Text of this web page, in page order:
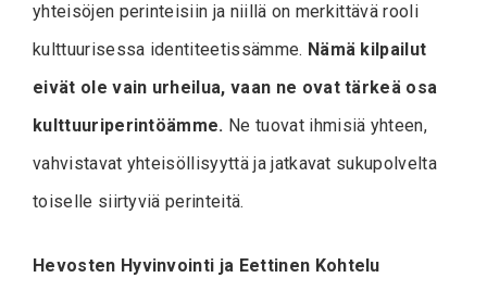
yhteisöjen perinteisiin ja niillä on merkittävä rooli
kulttuurisessa identiteetissämme. Nämä kilpailut
eivät ole vain urheilua, vaan ne ovat tärkeä osa
kulttuuriperintöämme. Ne tuovat ihmisiä yhteen,
vahvistavat yhteisöllisyyttä ja jatkavat sukupolvelta
toiselle siirtyviä perinteitä.
Hevosten Hyvinvointi ja Eettinen Kohtelu